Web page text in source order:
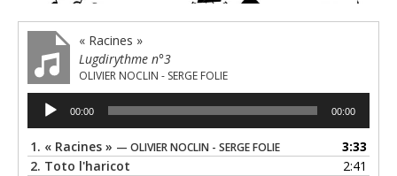
« Racines »
Lugdirythme n°3
OLIVIER NOCLIN - SERGE FOLIE
Lecteur
audio
00:00 00:00
1. « Racines » — OLIVIER NOCLIN - SERGE FOLIE
3:33
2. Toto l'haricot
2:41